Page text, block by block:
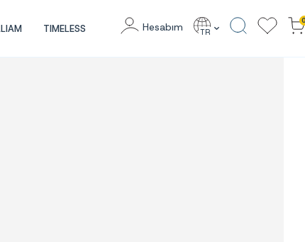
TIMELESS Hesabım TR